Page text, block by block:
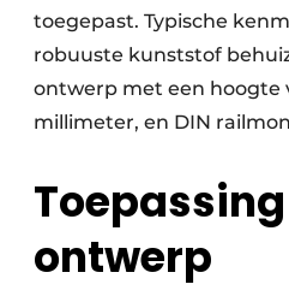
toegepast. Typische
robuuste kunststof
ontwerp met een hoogte
millimeter, en DIN
ontwerp